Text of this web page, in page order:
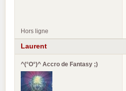
Hors ligne
Laurent
^(°O°)^ Accro de Fantasy ;)